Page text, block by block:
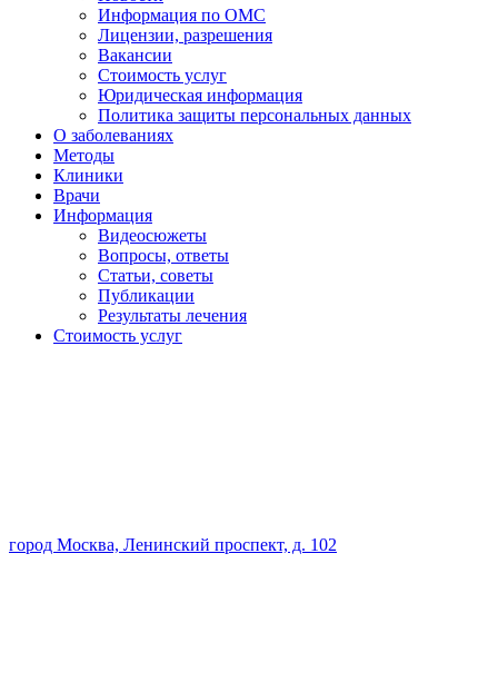
Информация по ОМС
Лицензии, разрешения
Вакансии
Стоимость услуг
Юридическая информация
Политика защиты персональных данных
О заболеваниях
Методы
Клиники
Врачи
Информация
Видеосюжеты
Вопросы, ответы
Статьи, советы
Публикации
Результаты лечения
Стоимость услуг
город Москва, Ленинский проспект, д. 102